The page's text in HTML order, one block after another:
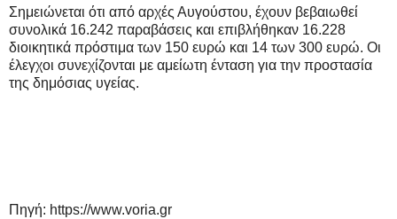
Σημειώνεται ότι από αρχές Αυγούστου, έχουν βεβαιωθεί
συνολικά 16.242 παραβάσεις και επιβλήθηκαν 16.228
διοικητικά πρόστιμα των 150 ευρώ και 14 των 300 ευρώ. Οι
έλεγχοι συνεχίζονται με αμείωτη ένταση για την προστασία
της δημόσιας υγείας.
Πηγή: https://www.voria.gr